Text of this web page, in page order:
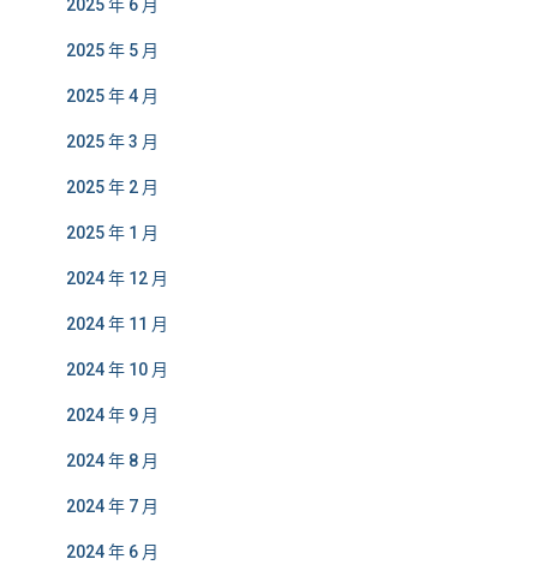
2025 年 6 月
2025 年 5 月
2025 年 4 月
2025 年 3 月
2025 年 2 月
2025 年 1 月
2024 年 12 月
2024 年 11 月
2024 年 10 月
2024 年 9 月
2024 年 8 月
2024 年 7 月
2024 年 6 月